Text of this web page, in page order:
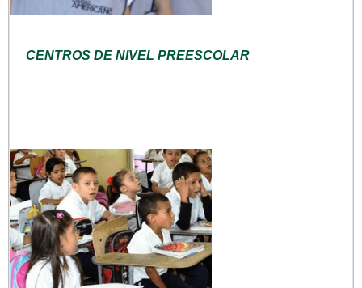
CENTROS DE NIVEL PREESCOLAR